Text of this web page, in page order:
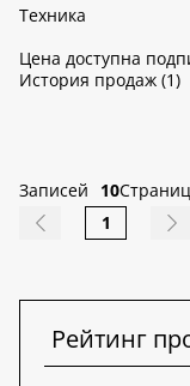
Техника
Цена доступна
История продаж (1)
Записей 10Страниц
1
Рейтинг